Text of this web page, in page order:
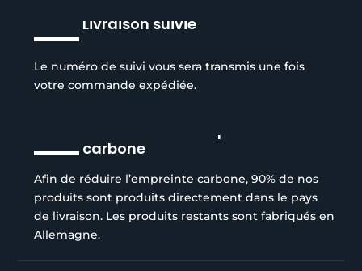
Livraison suivie
Le numéro de suivi vous sera transmis une fois
votre commande expédiée.
carbone
Afin de réduire l’empreinte carbone, 90% de nos
produits sont produits directement dans le pays
de livraison. Les produits restants sont fabriqués en
Allemagne.